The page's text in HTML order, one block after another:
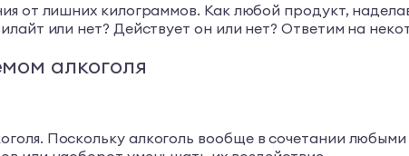
от лишних килограммов. Как любой продукт,
или нет? Действует он или нет? Ответим на
алкоголя
Поскольку алкоголь вообще в сочетании